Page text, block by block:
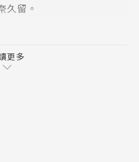
久留。
MF文庫第五屆新人獎
更多